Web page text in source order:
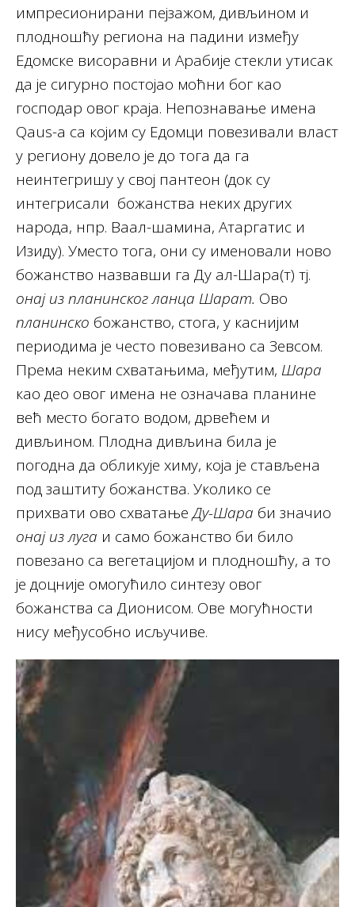
импресионирани пејзажом, дивљином и
плодношћу региона на падини између
Едомске висоравни и Арабије стекли утисак
да је сигурно постојао моћни бог као
господар овог краја. Непознавање имена
Qaus-а са којим су Едомци повезивали власт
у региону довело је до тога да га
неинтегришу у свој пантеон (док су
интегрисали божанства неких других
народа, нпр. Ваал-шамина, Атаргатис и
Изиду). Уместо тога, они су именовали ново
божанство назвавши га Ду ал-Шара(т) тј.
онај из планинског ланца Шарат. Ово
планинско божанство, стога, у каснијим
периодима је често повезивано са Зевсом.
Према неким схватањима, међутим, Шара
као део овог имена не означава планине
већ место богато водом, дрвећем и
дивљином. Плодна дивљина била је
погодна да обликује химу, која је стављена
под заштиту божанства. Уколико се
прихвати ово схватањеДу-Шара би значио
онај из луга и само божанство би било
повезано са вегетацијом и плодношћу, а то
је доцније омогућило синтезу овог
божанства са Дионисом. Ове могућности
нису међусобно исључиве.